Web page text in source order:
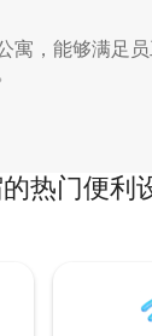
寓，能够满足
热门便利